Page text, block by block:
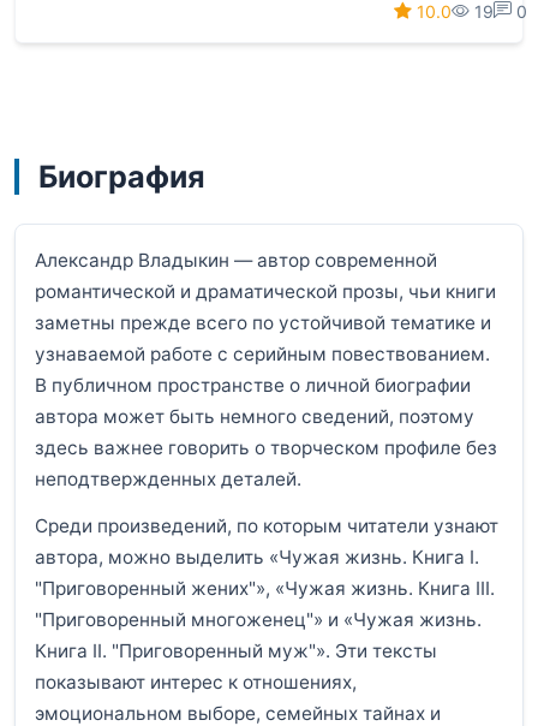
10.0 19 0
Биография
Александр Владыкин — автор современной
романтической и драматической прозы, чьи книги
заметны прежде всего по устойчивой тематике и
узнаваемой работе с серийным повествованием.
В публичном пространстве о личной биографии
автора может быть немного сведений, поэтому
здесь важнее говорить о творческом профиле без
неподтвержденных деталей.
Среди произведений, по которым читатели узнают
автора, можно выделить «Чужая жизнь. Книга I.
"Приговоренный жених"», «Чужая жизнь. Книга III.
"Приговоренный многоженец"» и «Чужая жизнь.
Книга II. "Приговоренный муж"». Эти тексты
показывают интерес к отношениях,
эмоциональном выборе, семейных тайнах и